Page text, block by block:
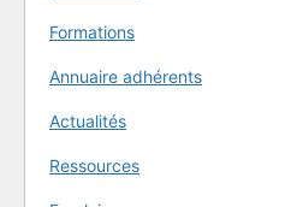
Formations
Annuaire adhérents
Actualités
Ressources